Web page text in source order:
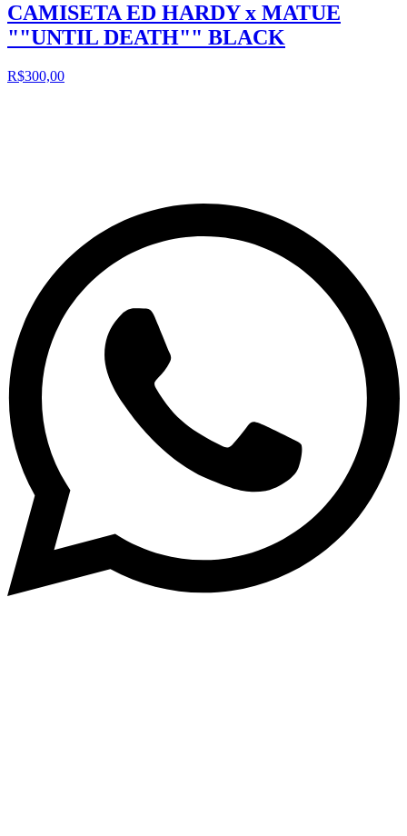
CAMISETA ED HARDY x MATUE
""UNTIL DEATH"" BLACK
R$300,00